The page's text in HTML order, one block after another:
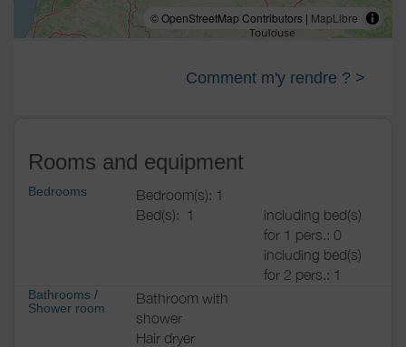
© OpenStreetMap Contributors | MapLibre
Comment m'y rendre ? >
Rooms and equipment
Bedrooms
Bedroom(s): 1
Bed(s):
1
including bed(s)
for 1 pers.: 0
including bed(s)
for 2 pers.: 1
Bathrooms /
Shower room
Bathroom with
shower
Hair dryer